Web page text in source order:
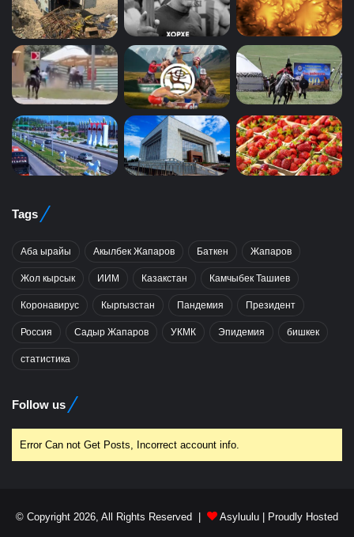
Tags
Аба ырайы Акылбек Жапаров Баткен Жапаров
Жол кырсык ИИМ Казакстан Камчыбек Ташиев
Коронавирус Кыргызстан Пандемия Президент
Россия Садыр Жапаров УКМК Эпидемия бишкек
статистика
Follow us
Error Can not Get Posts, Incorrect account info.
© Copyright 2026, All Rights Reserved | Asyluulu | Proudly Hosted